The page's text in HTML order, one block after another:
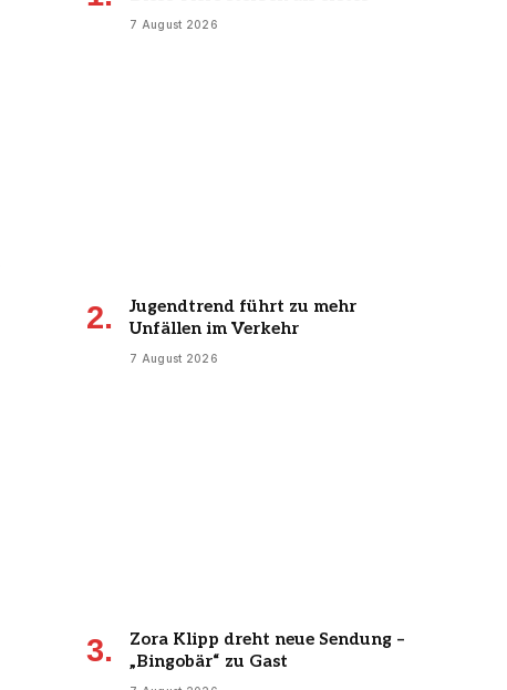
7 August 2026
Jugendtrend führt zu mehr
Unfällen im Verkehr
7 August 2026
Zora Klipp dreht neue Sendung –
„Bingobär“ zu Gast